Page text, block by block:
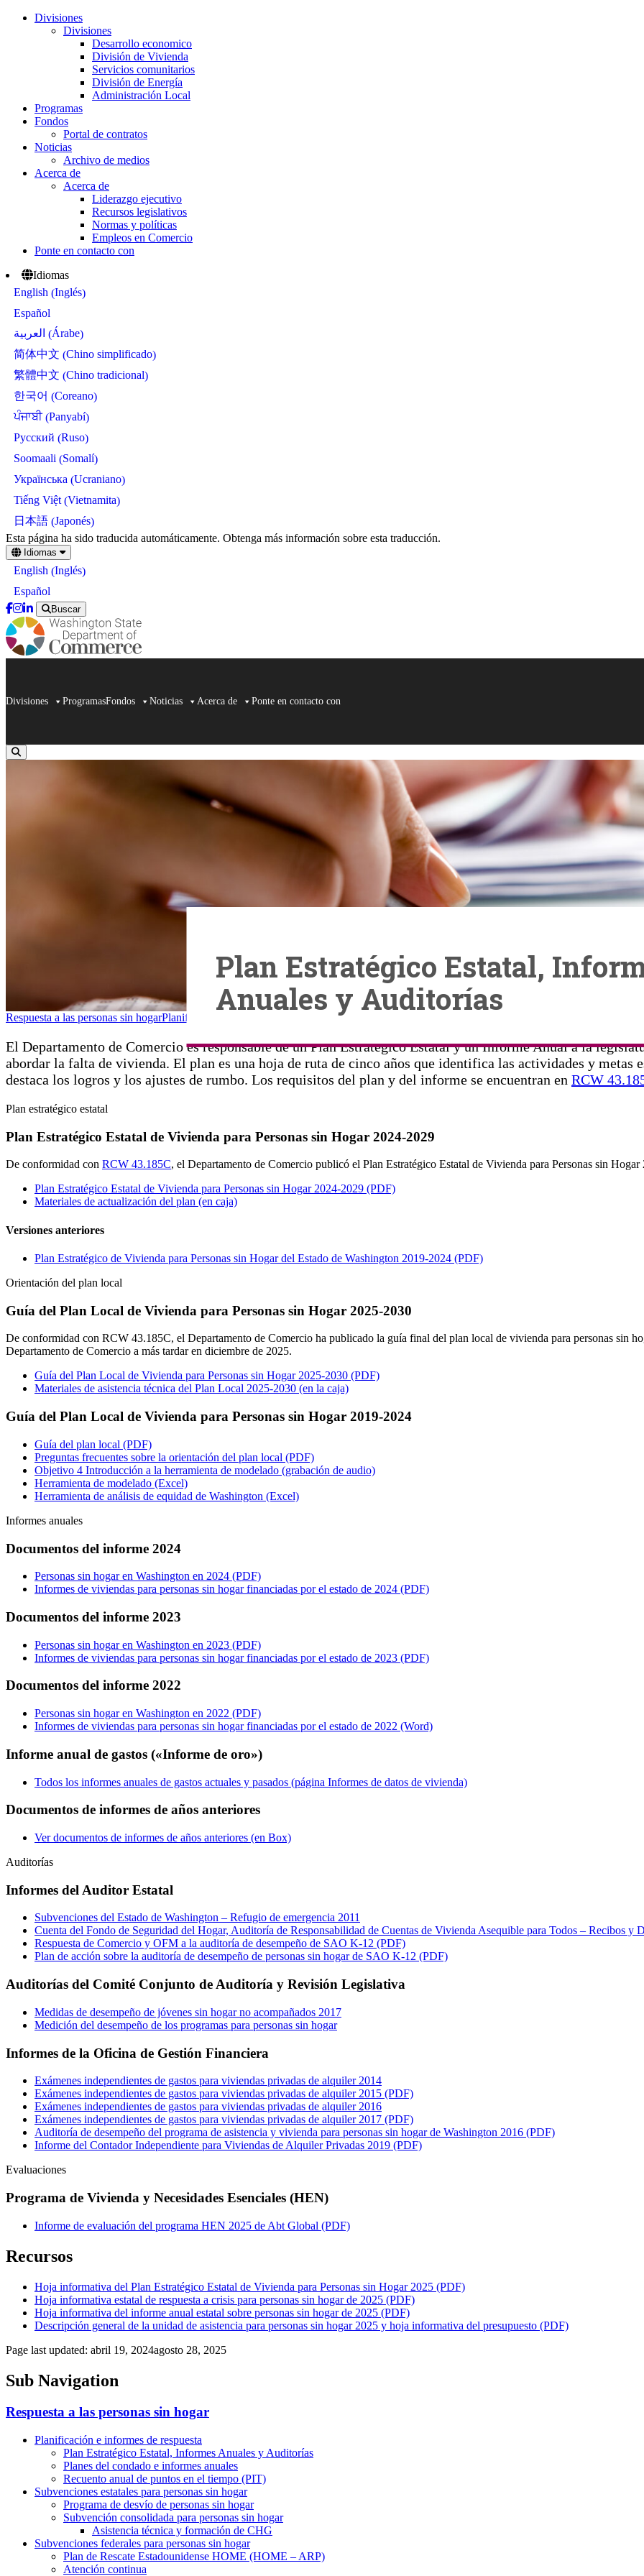
Divisiones
Divisiones
Desarrollo economico
División de Vivienda
Servicios comunitarios
División de Energía
Administración Local
Programas
Fondos
Portal de contratos
Noticias
Archivo de medios
Acerca de
Acerca de
Liderazgo ejecutivo
Recursos legislativos
Normas y políticas
Empleos en Comercio
Ponte en contacto con
Idiomas
English (Inglés)
Español
العربية (Árabe)
简体中文 (Chino simplificado)
繁體中文 (Chino tradicional)
한국어 (Coreano)
ਪੰਜਾਬੀ(Panyabí)
Русский (Ruso)
Soomaali (Somalí)
Українська (Ucraniano)
Tiếng Việt(Vietnamita)
日本語 (Japonés)
Skip
to
main
content
Esta página ha sido traducida automáticamente. Obtenga más información sobre esta traducción.
Idiomas
English (Inglés)
Español
Buscar
Divisiones ProgramasFondos Noticias Acerca de Ponte en contacto con
Plan Estratégico Estatal,
Anuales y Auditorías
Respuesta a las personas sin hogarPlanificación e informes de respuesta Plan Estratégico Estatal, Informes Anuales y Auditorías
El Departamento de Comercio es responsable de un Plan Estratégico Estatal y un Informe Anual a la
abordar la falta de vivienda. El plan es una hoja de ruta de cinco años que identifica las actividades y metas
destaca los logros y los ajustes de rumbo. Los requisitos del plan y del informe se encuentran en RCW
Plan estratégico estatal
Plan Estratégico Estatal de Vivienda para Personas sin Hogar 2024-2029
De conformidad con RCW 43.185C, el Departamento de Comercio publicó el Plan Estratégico Estatal de Vivienda para Personas sin
Plan Estratégico Estatal de Vivienda para Personas sin Hogar 2024-2029 (PDF)
Materiales de actualización del plan (en caja)
Versiones anteriores
Plan Estratégico de Vivienda para Personas sin Hogar del Estado de Washington 2019-2024 (PDF)
Orientación del plan local
Guía del Plan Local de Vivienda para Personas sin Hogar 2025-2030
De conformidad con RCW 43.185C, el Departamento de Comercio ha publicado la guía final del plan local de vivienda para personas sin
Departamento de Comercio a más tardar en diciembre de 2025.
Guía del Plan Local de Vivienda para Personas sin Hogar 2025-2030 (PDF)
Materiales de asistencia técnica del Plan Local 2025-2030 (en la caja)
Guía del Plan Local de Vivienda para Personas sin Hogar 2019-2024
Guía del plan local (PDF)
Preguntas frecuentes sobre la orientación del plan local (PDF)
Objetivo 4 Introducción a la herramienta de modelado (grabación de audio)
Herramienta de modelado (Excel)
Herramienta de análisis de equidad de Washington (Excel)
Informes anuales
Documentos del informe 2024
Personas sin hogar en Washington en 2024 (PDF)
Informes de viviendas para personas sin hogar financiadas por el estado de 2024 (PDF)
Documentos del informe 2023
Personas sin hogar en Washington en 2023 (PDF)
Informes de viviendas para personas sin hogar financiadas por el estado de 2023 (PDF)
Documentos del informe 2022
Personas sin hogar en Washington en 2022 (PDF)
Informes de viviendas para personas sin hogar financiadas por el estado de 2022 (Word)
Informe anual de gastos («Informe de oro»)
Todos los informes anuales de gastos actuales y pasados (página Informes de datos de vivienda)
Documentos de informes de años anteriores
Ver documentos de informes de años anteriores (en Box)
Auditorías
Informes del Auditor Estatal
Subvenciones del Estado de Washington – Refugio de emergencia 2011
Cuenta del Fondo de Seguridad del Hogar, Auditoría de Responsabilidad de Cuentas de Vivienda Asequible para Todos – Recibos y
Respuesta de Comercio y OFM a la auditoría de desempeño de SAO K-12 (PDF)
Plan de acción sobre la auditoría de desempeño de personas sin hogar de SAO K-12 (PDF)
Auditorías del Comité Conjunto de Auditoría y Revisión Legislativa
Medidas de desempeño de jóvenes sin hogar no acompañados 2017
Medición del desempeño de los programas para personas sin hogar
Informes de la Oficina de Gestión Financiera
Exámenes independientes de gastos para viviendas privadas de alquiler 2014
Exámenes independientes de gastos para viviendas privadas de alquiler 2015 (PDF)
Exámenes independientes de gastos para viviendas privadas de alquiler 2016
Exámenes independientes de gastos para viviendas privadas de alquiler 2017 (PDF)
Auditoría de desempeño del programa de asistencia y vivienda para personas sin hogar de Washington 2016 (PDF)
Informe del Contador Independiente para Viviendas de Alquiler Privadas 2019 (PDF)
Evaluaciones
Programa de Vivienda y Necesidades Esenciales (HEN)
Informe de evaluación del programa HEN 2025 de Abt Global (PDF)
Recursos
Hoja informativa del Plan Estratégico Estatal de Vivienda para Personas sin Hogar 2025 (PDF)
Hoja informativa estatal de respuesta a crisis para personas sin hogar de 2025 (PDF)
Hoja informativa del informe anual estatal sobre personas sin hogar de 2025 (PDF)
Descripción general de la unidad de asistencia para personas sin hogar 2025 y hoja informativa del presupuesto (PDF)
Page last updated: abril 19, 2024agosto 28, 2025
Sub Navigation
Respuesta a las personas sin hogar
Planificación e informes de respuesta
Plan Estratégico Estatal, Informes Anuales y Auditorías
Planes del condado e informes anuales
Recuento anual de puntos en el tiempo (PIT)
Subvenciones estatales para personas sin hogar
Programa de desvío de personas sin hogar
Subvención consolidada para personas sin hogar
Asistencia técnica y formación de CHG
Subvenciones federales para personas sin hogar
Plan de Rescate Estadounidense HOME (HOME – ARP)
Atención continua